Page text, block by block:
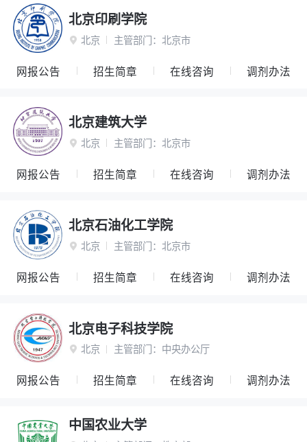
北京印刷学院
 北京 主管部门： 北京市
网报公告 招生简章 在线咨询 调剂办法
北京建筑大学
 北京 主管部门： 北京市
网报公告 招生简章 在线咨询 调剂办法
北京石油化工学院
 北京 主管部门： 北京市
网报公告 招生简章 在线咨询 调剂办法
北京电子科技学院
 北京 主管部门： 中央办公厅
网报公告 招生简章 在线咨询 调剂办法
中国农业大学